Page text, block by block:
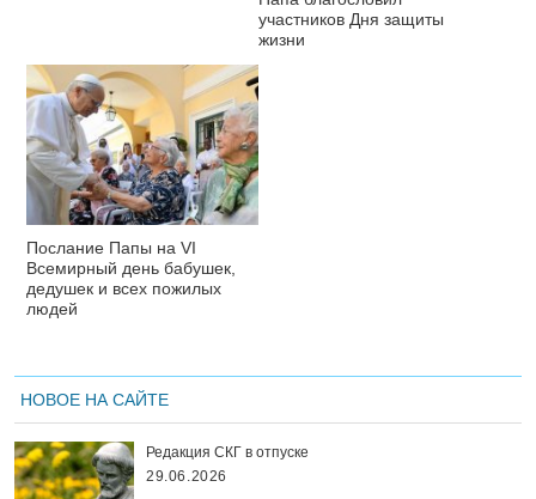
участников Дня защиты
жизни
Послание Папы на VI
Всемирный день бабушек,
дедушек и всех пожилых
людей
НОВОЕ НА САЙТЕ
Редакция СКГ в отпуске
29.06.2026